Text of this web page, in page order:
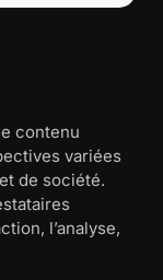
contenu
variées
de société.
l’analyse,